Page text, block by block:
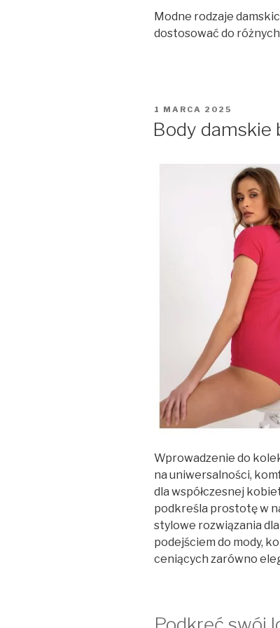
Modne rodzaje
dostosować do
OPUBLIKOWANE
1 MARCA 2025
Body damskie
Wprowadzenie do
na uniwersalności,
dla współczesnej
podkreśla prostotę w
stylowe rozwiązania
podejściem do mody,
ceniących zarówno